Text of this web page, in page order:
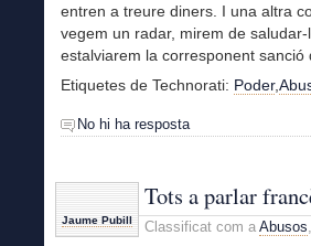
entren a treure diners. I una altra
vegem un radar, mirem de
estalviarem la corresponent
Etiquetes de Technorati: Poder,
No hi ha resposta
Jaume Pubill
Tots a parlar
Classificat com a Abusos,